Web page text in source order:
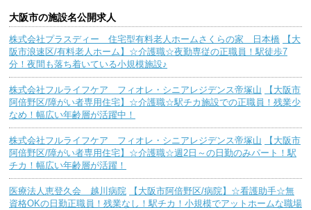
大阪市の施設名公開求人
株式会社プラスディー 住宅型有料老人ホームさくらの家 日本橋
【大
阪市浪速区/有料老人ホーム】☆介護職☆夜勤専従の正職員！駅徒歩7
分！夜間も落ち着いている小規模施設♪
株式会社フルライフケア フィオレ・シニアレジデンス帝塚山
【大阪市
阿倍野区/障がい者専用住宅】☆介護職☆駅チカ施設での正職員！残業少
なめ！幅広い年齢層が活躍中！
株式会社フルライフケア フィオレ・シニアレジデンス帝塚山
【大阪市
阿倍野区/障がい者専用住宅】☆介護職☆週2日～の日勤のみパート！駅
チカ！幅広い年齢層が活躍！
医療法人恵登久会 越川病院
【大阪市阿倍野区/病院】☆看護助手☆無
資格OKの日勤正職員！残業なし！駅チカ！小規模でアットホームな職場